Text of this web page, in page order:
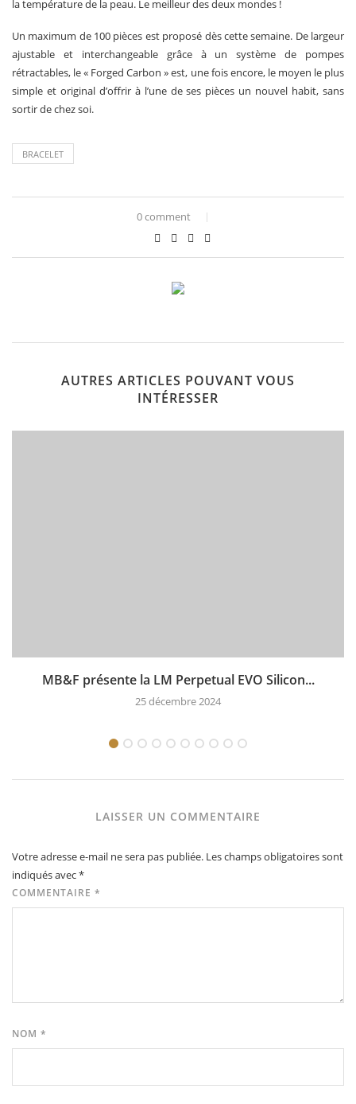
la température de la peau. Le meilleur des deux mondes !
Un maximum de 100 pièces est proposé dès cette semaine. De largeur
ajustable et interchangeable grâce à un système de pompes
rétractables, le « Forged Carbon » est, une fois encore, le moyen le plus
simple et original d’offrir à l’une de ses pièces un nouvel habit, sans
sortir de chez soi.
BRACELET
0 comment
AUTRES ARTICLES POUVANT VOUS
INTÉRESSER
MB&F présente la LM Perpetual EVO Silicon...
25 décembre 2024
LAISSER UN COMMENTAIRE
Votre adresse e-mail ne sera pas publiée. Les champs obligatoires sont
indiqués avec*
COMMENTAIRE *
NOM *